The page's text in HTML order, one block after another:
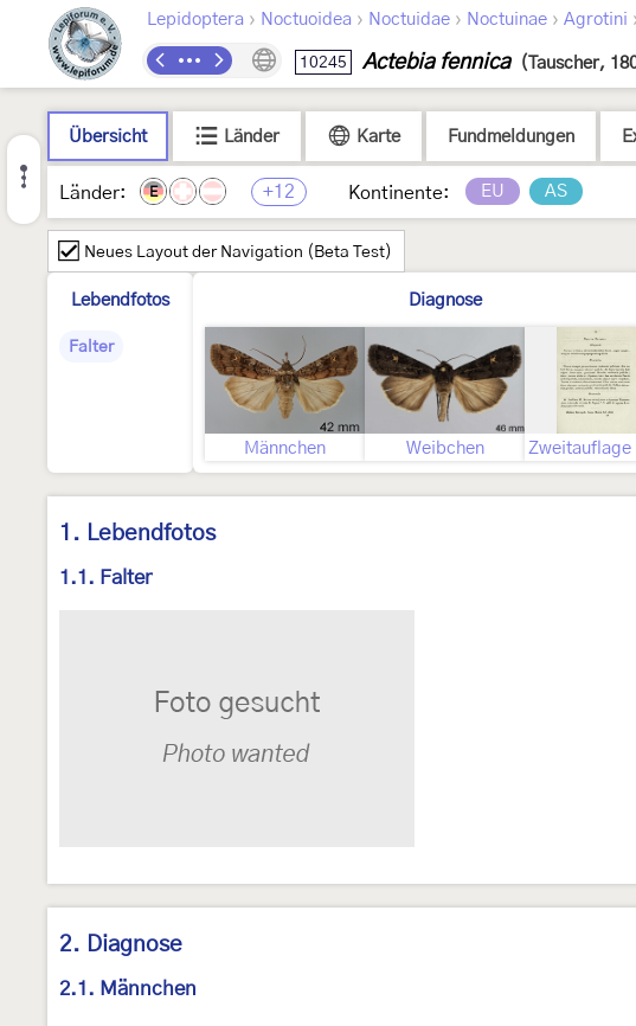
Lepidoptera › Noctuoidea › Noctuidae › Noctuinae › Agrotini
10245 Actebia fennica (Tauscher,
Übersicht Länder Karte Fundmeldungen
Länder: E +12 Kontinente: EU AS
Neues Layout der Navigation (Beta Test)
Lebendfotos
Falter
Diagnose
Männchen Weibchen
1. Lebendfotos
1.1. Falter
2. Diagnose
2.1. Männchen